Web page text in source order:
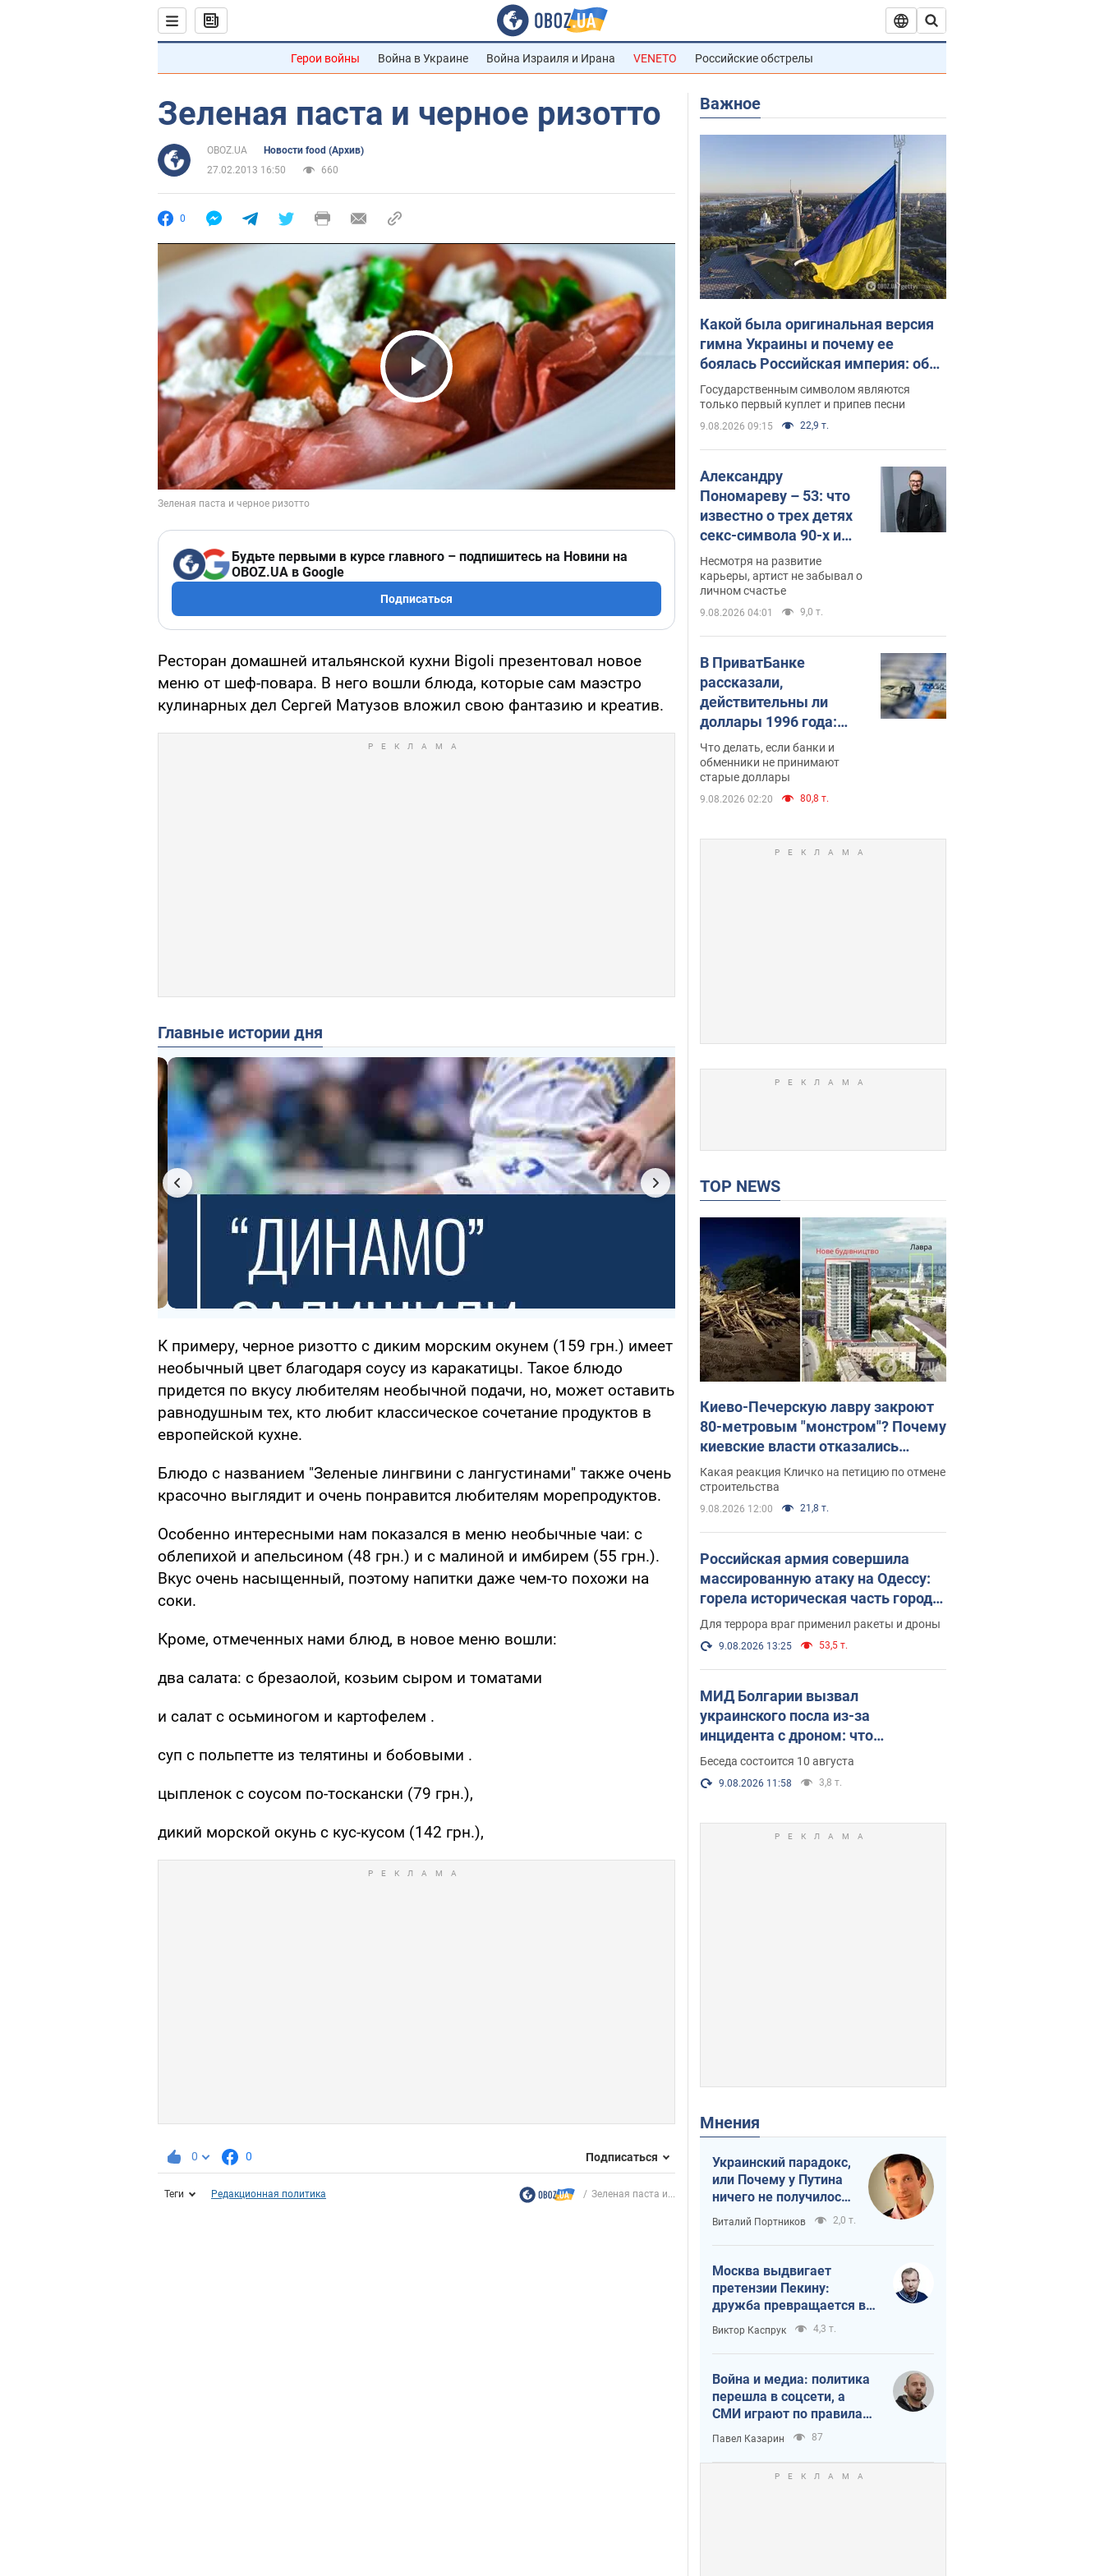
Герои войны Война в Украине Война Израиля и Ирана VENETO Российские обстрелы
Зеленая паста и черное ризотто
OBOZ.UA
Новости food (Архив)
27.02.2013 16:50
660
0
Play Video
Будьте первыми в курсе главного – подпишитесь на Новини на
OBOZ.UA в Google
Подписаться
Ресторан домашней итальянской кухни Bigoli презентовал новое
меню от шеф-повара. В него вошли блюда, которые сам маэстро
кулинарных дел Сергей Матузов вложил свою фантазию и креатив.
Главные истории дня
К примеру, черное ризотто с диким морским окунем (159 грн.) имеет
необычный цвет благодаря соусу из каракатицы. Такое блюдо
придется по вкусу любителям необычной подачи, но, может оставить
равнодушным тех, кто любит классическое сочетание продуктов в
европейской кухне.
Блюдо с названием "Зеленые лингвини с лангустинами" также очень
красочно выглядит и очень понравится любителям морепродуктов.
Особенно интересными нам показался в меню необычные чаи: с
облепихой и апельсином (48 грн.) и с малиной и имбирем (55 грн.).
Вкус очень насыщенный, поэтому напитки даже чем-то похожи на
соки.
Кроме, отмеченных нами блюд, в новое меню вошли:
два салата: с брезаолой, козьим сыром и томатами
и салат с осьминогом и картофелем .
суп с польпетте из телятины и бобовыми .
цыпленок с соусом по-тоскански (79 грн.),
дикий морской окунь с кус-кусом (142 грн.),
0 0 Подписаться
Теги Редакционная политика Зеленая паста и...
Важное
Какой была оригинальная версия
гимна Украины и почему ее
боялась Российская империя: об
этом не рассказывают в школе
Государственным символом являются
только первый куплет и припев песни
9.08.2026 09:15 22,9 т.
Александру
Пономареву – 53: что
известно о трех детях
секс-символа 90-х и
как они выглядят
Несмотря на развитие
карьеры, артист не забывал о
личном счастье
9.08.2026 04:01 9,0 т.
В ПриватБанке
рассказали,
действительны ли
доллары 1996 года:
принимают ли
обменники и банки
такие купюры
Что делать, если банки и
обменники не принимают
старые доллары
9.08.2026 02:20 80,8 т.
TOP NEWS
Киево-Печерскую лавру закроют
80-метровым "монстром"? Почему
киевские власти отказались
остановить строительство
небоскреба "московского
верующего"
Какая реакция Кличко на петицию по отмене
строительства
9.08.2026 12:00 21,8 т.
Российская армия совершила
массированную атаку на Одессу:
горела историческая часть города,
есть пострадавшие. Фото и видео
Для террора враг применил ракеты и дроны
9.08.2026 13:25 53,5 т.
МИД Болгарии вызвал
украинского посла из-за
инцидента с дроном: что
произошло
Беседа состоится 10 августа
9.08.2026 11:58 3,8 т.
Мнения
Украинский парадокс,
или Почему у Путина
ничего не получилось
с Украиной
Виталий Портников 2,0 т.
Москва выдвигает
претензии Пекину:
дружба превращается в
зависимость России от
Китая
Виктор Каспрук 4,3 т.
Война и медиа: политика
перешла в соцсети, а
СМИ играют по правилам
YouTube
Павел Казарин 87